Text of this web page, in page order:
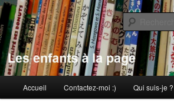
Aller
au
contenu
principalLes enfants à la page
principal
Accueil Contactez-moi :) Qui suis-je ?